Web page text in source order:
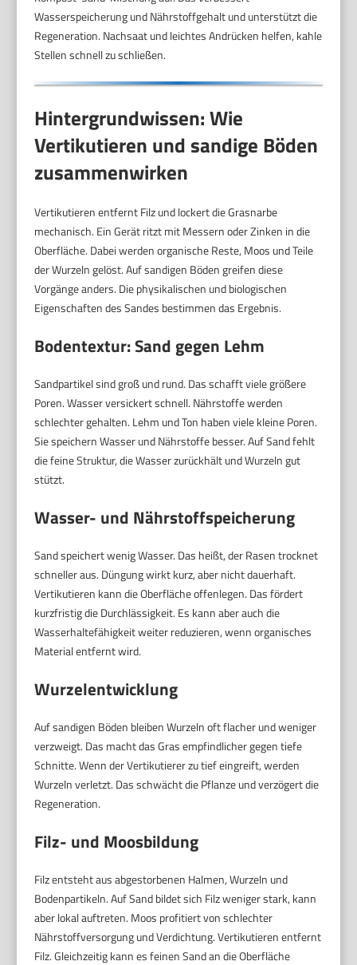
Wasserspeicherung und Nährstoffgehalt und unterstützt die
Regeneration. Nachsaat und leichtes Andrücken helfen, kahle
Stellen schnell zu schließen.
Hintergrundwissen: Wie
Vertikutieren und sandige Böden
zusammenwirken
Vertikutieren entfernt Filz und lockert die Grasnarbe
mechanisch. Ein Gerät ritzt mit Messern oder Zinken in die
Oberfläche. Dabei werden organische Reste, Moos und Teile
der Wurzeln gelöst. Auf sandigen Böden greifen diese
Vorgänge anders. Die physikalischen und biologischen
Eigenschaften des Sandes bestimmen das Ergebnis.
Bodentextur: Sand gegen Lehm
Sandpartikel sind groß und rund. Das schafft viele größere
Poren. Wasser versickert schnell. Nährstoffe werden
schlechter gehalten. Lehm und Ton haben viele kleine Poren.
Sie speichern Wasser und Nährstoffe besser. Auf Sand fehlt
die feine Struktur, die Wasser zurückhält und Wurzeln gut
stützt.
Wasser- und Nährstoffspeicherung
Sand speichert wenig Wasser. Das heißt, der Rasen trocknet
schneller aus. Düngung wirkt kurz, aber nicht dauerhaft.
Vertikutieren kann die Oberfläche offenlegen. Das fördert
kurzfristig die Durchlässigkeit. Es kann aber auch die
Wasserhaltefähigkeit weiter reduzieren, wenn organisches
Material entfernt wird.
Wurzelentwicklung
Auf sandigen Böden bleiben Wurzeln oft flacher und weniger
verzweigt. Das macht das Gras empfindlicher gegen tiefe
Schnitte. Wenn der Vertikutierer zu tief eingreift, werden
Wurzeln verletzt. Das schwächt die Pflanze und verzögert die
Regeneration.
Filz- und Moosbildung
Filz entsteht aus abgestorbenen Halmen, Wurzeln und
Bodenpartikeln. Auf Sand bildet sich Filz weniger stark, kann
aber lokal auftreten. Moos profitiert von schlechter
Nährstoffversorgung und Verdichtung. Vertikutieren entfernt
Filz. Gleichzeitig kann es feinen Sand an die Oberfläche